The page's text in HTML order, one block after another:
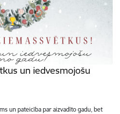
un iedvesmojošu
un pateicība par aizvadīto gadu, bet